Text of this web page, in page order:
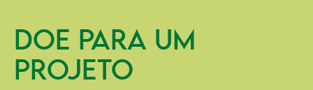
DOE PARA UM
PROJETO